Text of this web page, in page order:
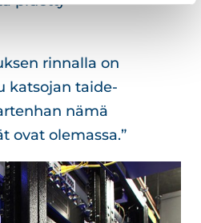
rinnalla on
katsojan taide-
nämä
ovat olemassa.”